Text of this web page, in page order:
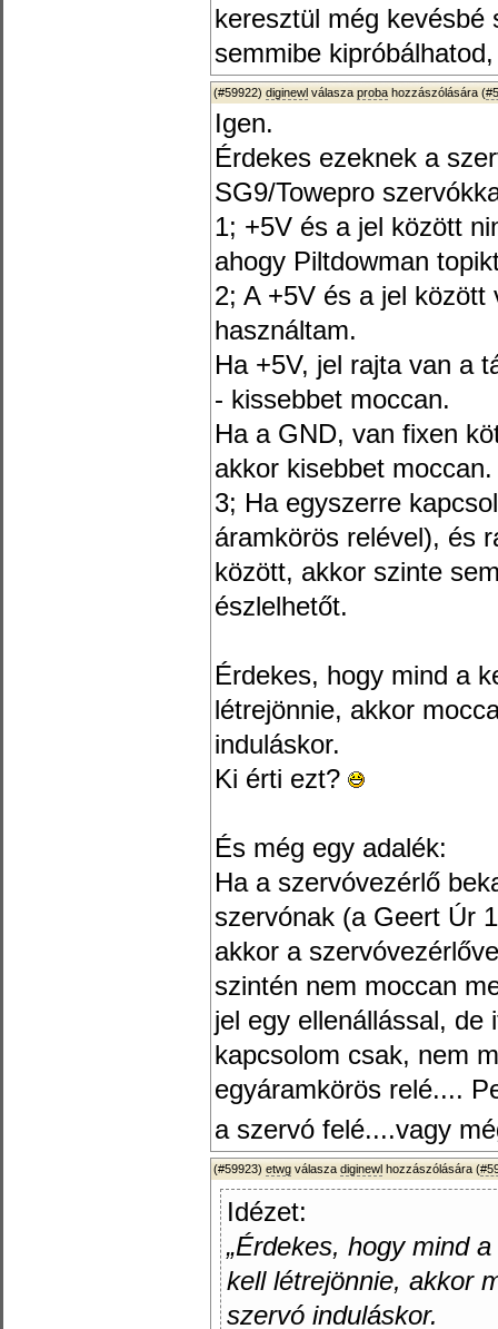
keresztül még kevésbé
semmibe
(#59922) diginewl válasza proba hozzászólására (
Igen.
Érdekes ezeknek a
SG9/Towepro
1; +5V és a jel között
ahogy Piltdowman
2; A +5V és a jel között
használtam.
Ha +5V, jel rajta van a
- kissebbet moccan.
Ha a GND, van fixen
akkor kisebbet moccan.
3; Ha egyszerre
áramkörös relével), és
között, akkor szinte
észlelhetőt.
Érdekes, hogy mind a
létrejönnie, akkor
induláskor.
Ki érti ezt?
És még egy adalék:
Ha a szervóvezérlő
szervónak (a Geert Úr
akkor a
szintén nem moccan
jel egy ellenállással,
kapcsolom csak, nem
egyáramkörös relé....
a szervó felé....vagy
(#59923) etwg válasza diginewl hozzászólására (
Idézet:
„Érdekes, hogy mind
kell létrejönnie, akkor
szervó induláskor.